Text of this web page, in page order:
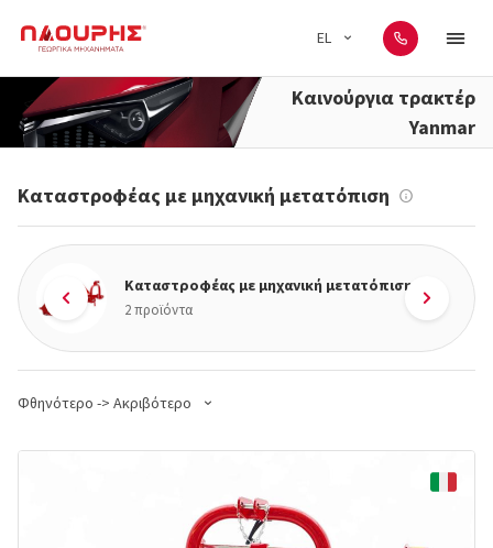
EL
Καινούργια τρακτέρ
Yanmar
Καταστροφέας με μηχανική μετατόπιση
Καταστροφέας με μηχανική μετατόπιση
2 προϊόντα
Φθηνότερο -> Ακριβότερο